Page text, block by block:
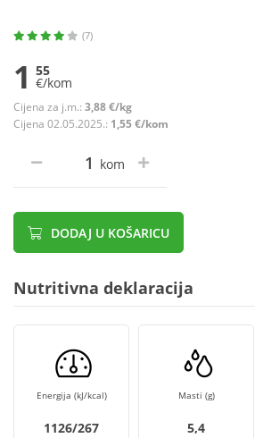
(7)
1 55
€/kom
Cijena za j.m.: 3,88 €/kg
Cijena 02.05.2025.: 1,55 €/kom
kom
DODAJ U KOŠARICU
Nutritivna deklaracija
Energija (kJ/kcal)
1126/267
Masti (g)
5,4